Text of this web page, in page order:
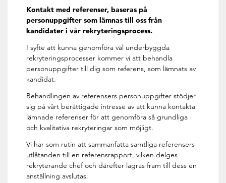
Kontakt med referenser, baseras på
personuppgifter som lämnas till oss från
kandidater i vår rekryteringsprocess.
I syfte att kunna genomföra väl underbyggda
rekryteringsprocesser kommer vi att behandla
personuppgifter till dig som referens, som lämnats av
kandidat.
Behandlingen av referensers personuppgifter stödjer
sig på vårt berättigade intresse av att kunna kontakta
lämnade referenser för att genomföra så grundliga
och kvalitativa rekryteringar som möjligt.
Vi har som rutin att sammanfatta samtliga referensers
utlåtanden till en referensrapport, vilken delges
rekryterande chef och därefter lagras fram till dess en
anställning avslutas.